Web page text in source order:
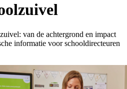
van de achtergrond en impact
informatie voor schooldirecteuren